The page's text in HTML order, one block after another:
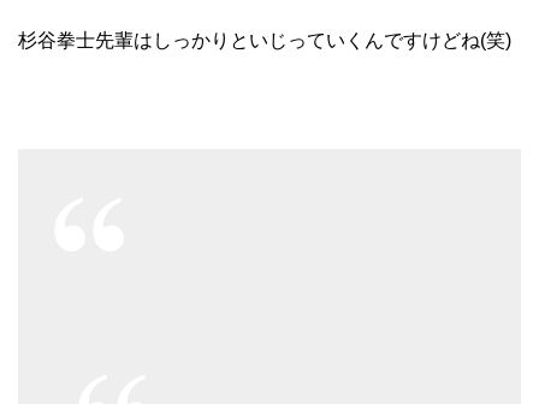
杉谷拳士先輩はしっかりといじっていくんですけどね(笑)